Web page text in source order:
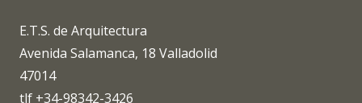
E.T.S. de Arquitectura
Avenida Salamanca, 18 Valladolid
47014
tlf +34-98342-3426